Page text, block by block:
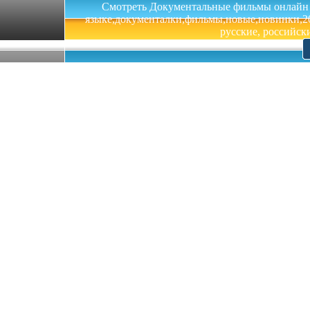
Смотреть Документальные фильмы онлайн
русские,